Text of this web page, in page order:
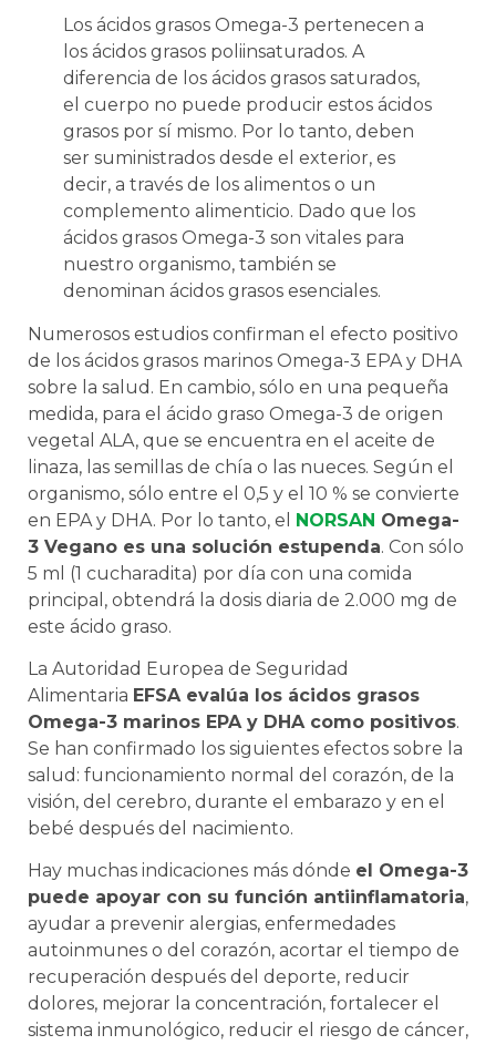
Los ácidos grasos Omega-3 pertenecen a
los ácidos grasos poliinsaturados. A
diferencia de los ácidos grasos saturados,
el cuerpo no puede producir estos ácidos
grasos por sí mismo. Por lo tanto, deben
ser suministrados desde el exterior, es
decir, a través de los alimentos o un
complemento alimenticio. Dado que los
ácidos grasos Omega-3 son vitales para
nuestro organismo, también se
denominan ácidos grasos esenciales.
Numerosos estudios confirman el efecto positivo
de los ácidos grasos marinos Omega-3 EPA y DHA
sobre la salud. En cambio, sólo en una pequeña
medida, para el ácido graso Omega-3 de origen
vegetal ALA, que se encuentra en el aceite de
linaza, las semillas de chía o las nueces. Según el
organismo, sólo entre el 0,5 y el 10 % se convierte
en EPA y DHA. Por lo tanto, el NORSAN Omega-
3 Vegano es una solución estupenda. Con sólo
5 ml (1 cucharadita) por día con una comida
principal, obtendrá la dosis diaria de 2.000 mg de
este ácido graso.
La Autoridad Europea de Seguridad
Alimentaria EFSA evalúa los ácidos grasos
Omega-3 marinos EPA y DHA como positivos.
Se han confirmado los siguientes efectos sobre la
salud: funcionamiento normal del corazón, de la
visión, del cerebro, durante el embarazo y en el
bebé después del nacimiento.
Hay muchas indicaciones más dónde el Omega-3
puede apoyar con su función antiinflamatoria,
ayudar a prevenir alergias, enfermedades
autoinmunes o del corazón, acortar el tiempo de
recuperación después del deporte, reducir
dolores, mejorar la concentración, fortalecer el
sistema inmunológico, reducir el riesgo de cáncer,